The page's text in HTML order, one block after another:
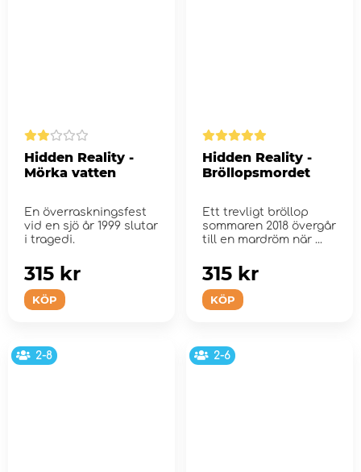
Hidden Reality -
Mörka vatten
En överraskningsfest
vid en sjö år 1999 slutar
i tragedi.
KÖP
315 kr
Hidden Reality -
Bröllopsmordet
Ett trevligt bröllop
sommaren 2018 övergår
till en mardröm när ...
KÖP
315 kr
2-8 2-6